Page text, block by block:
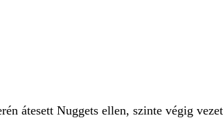
átesett Nuggets ellen, szinte végig